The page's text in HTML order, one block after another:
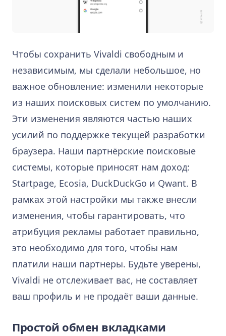
Чтобы сохранить Vivaldi свободным и
независимым, мы сделали небольшое, но
важное обновление: изменили некоторые
из наших поисковых систем по умолчанию.
Эти изменения являются частью наших
усилий по поддержке текущей разработки
браузера. Наши партнёрские поисковые
системы, которые приносят нам доход:
Startpage, Ecosia, DuckDuckGo и Qwant. В
рамках этой настройки мы также внесли
изменения, чтобы гарантировать, что
атрибуция рекламы работает правильно,
это необходимо для того, чтобы нам
платили наши партнеры. Будьте уверены,
Vivaldi не отслеживает вас, не составляет
ваш профиль и не продаёт ваши данные.
Простой обмен вкладками